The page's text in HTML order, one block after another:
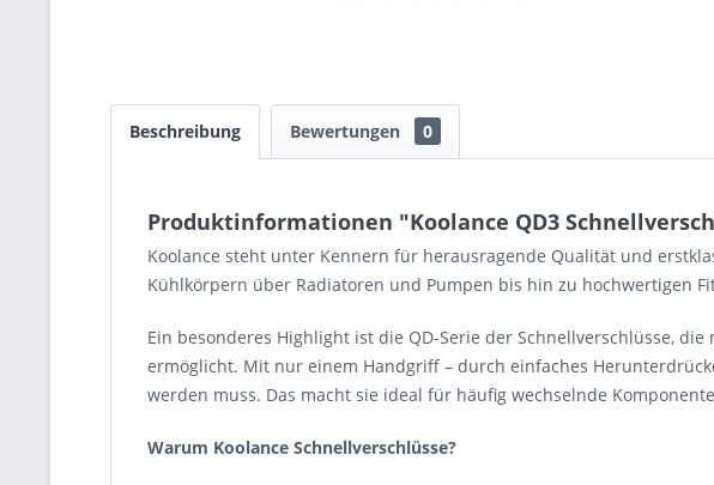
Beschreibung Bewertungen 0
Produktinformationen "Koolance QD3
Koolance steht unter Kennern für herausragende Qualität und
Kühlkörpern über Radiatoren und Pumpen bis hin zu hochwertigen
Ein besonderes Highlight ist die QD-Serie der Schnellverschlüsse,
ermöglicht. Mit nur einem Handgriff – durch einfaches
werden muss. Das macht sie ideal für häufig wechselnde
Warum Koolance Schnellverschlüsse?